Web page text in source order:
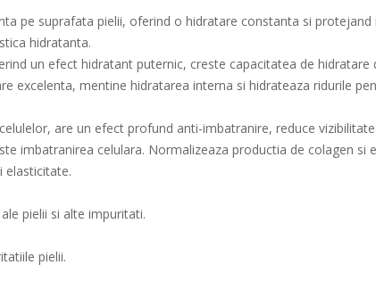
pe suprafata pielii, oferind o hidratare constanta si
hidratanta.
un efect hidratant puternic, creste capacitatea de
excelenta, mentine hidratarea interna si hidrateaza ridurile
are un efect profund anti-imbatranire, reduce
imbatranirea celulara. Normalizeaza productia de colagen si
elasticitate.
pielii si alte impuritati.
pielii.